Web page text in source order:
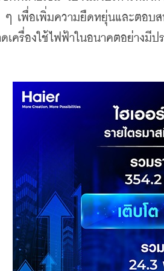
ๆ เพื่อเพิ่มความยืดหยุ่นและตอบ
เครื่องใช้ไฟฟ้าในอนาคตอย่างมีป